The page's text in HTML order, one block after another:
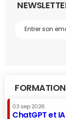
03 sep 2026
ChatGPT et